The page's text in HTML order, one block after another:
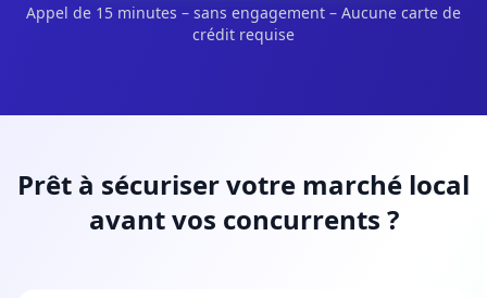
Appel de 15 minutes – sans engagement – Aucune carte de
crédit requise
Prêt à sécuriser votre marché local
avant vos concurrents ?